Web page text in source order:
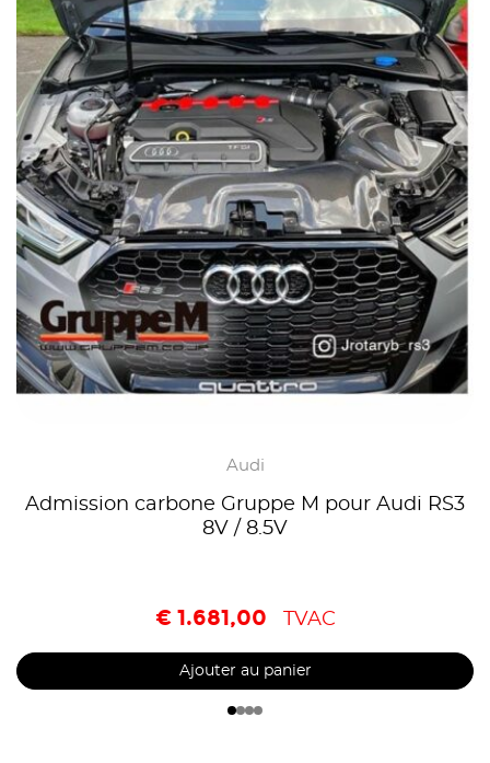
Audi
Admission carbone Gruppe M pour Audi RS3
8V / 8.5V
€1.681,00 TVAC
Ajouter au panier